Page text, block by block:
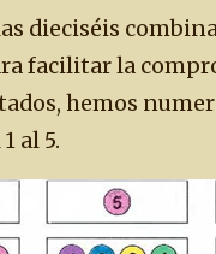
dieciséis
facilitar la
hemos
al 5.